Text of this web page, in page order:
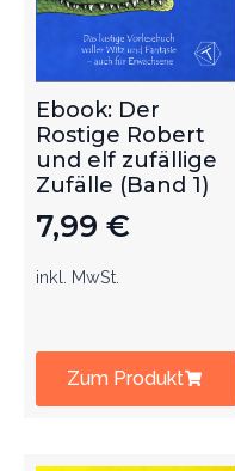
Ebook: Der
Rostige Robert
und elf zufällige
Zufälle (Band 1)
7,99 €
inkl. MwSt.
Zum Produkt